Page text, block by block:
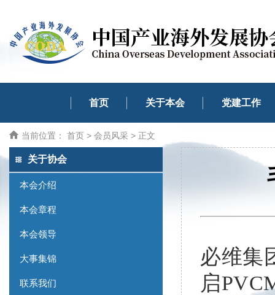
首页 关于本会 党建工作
当前位置： 首页 > 会员风采 > 正文
关于协会
本会介绍
本会章程
本会领导
大事集锦
联系我们
必维集
启